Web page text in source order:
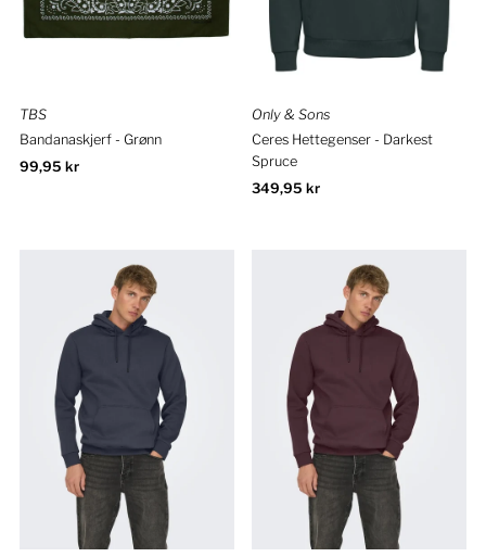
TBS
Bandanaskjerf - Grønn
Ordinær
99,95 kr
Only & Sons
Ceres Hettegenser - Darkest
Spruce
Ordinær
349,95 kr